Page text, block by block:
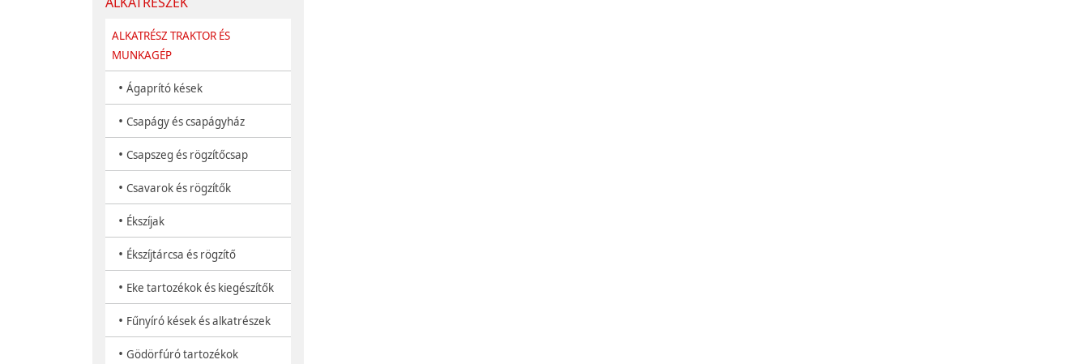
ALKATRÉSZ TRAKTOR ÉS
MUNKAGÉP
• Ágaprító kések
• Csapágy és csapágyház
• Csapszeg és rögzítőcsap
• Csavarok és rögzítők
• Ékszíjak
• Ékszíjtárcsa és rögzítő
• Eke tartozékok és kiegészítők
• Fűnyíró kések és alkatrészek
• Gödörfúró tartozékok